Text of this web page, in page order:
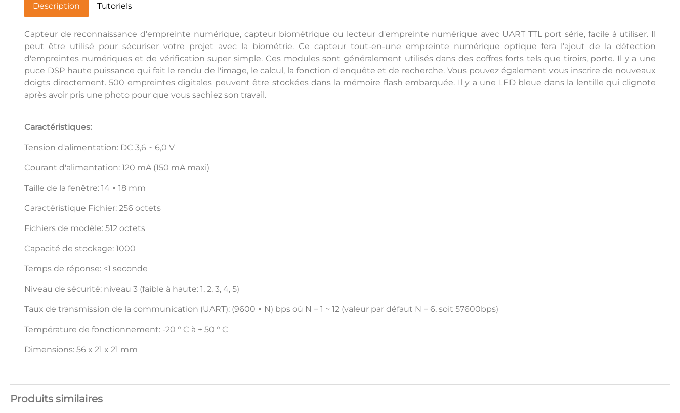
Description Tutoriels
Capteur de reconnaissance d'empreinte numérique, capteur biométrique ou lecteur d'empreinte numérique avec UART TTL port série, facile à utiliser. Il
peut être utilisé pour sécuriser votre projet avec la biométrie. Ce capteur tout-en-une empreinte numérique optique fera l'ajout de la détection
d'empreintes numériques et de vérification super simple. Ces modules sont généralement utilisés dans des coffres forts tels que tiroirs, porte. Il y a une
puce DSP haute puissance qui fait le rendu de l'image, le calcul, la fonction d'enquête et de recherche. Vous pouvez également vous inscrire de nouveaux
doigts directement. 500 empreintes digitales peuvent être stockées dans la mémoire flash embarquée. Il y a une LED bleue dans la lentille qui clignote
après avoir pris une photo pour que vous sachiez son travail.
Caractéristiques:
Tension d'alimentation: DC 3,6 ~ 6,0 V
Courant d'alimentation: 120 mA (150 mA maxi)
Taille de la fenêtre: 14 × 18 mm
Caractéristique Fichier: 256 octets
Fichiers de modèle: 512 octets
Capacité de stockage: 1000
Temps de réponse: <1 seconde
Niveau de sécurité: niveau 3 (faible à haute: 1, 2, 3, 4, 5)
Taux de transmission de la communication (UART): (9600 × N) bps où N = 1 ~ 12 (valeur par défaut N = 6, soit 57600bps)
Température de fonctionnement: -20 ° C à + 50 ° C
Dimensions: 56 x 21 x 21 mm
Produits similaires